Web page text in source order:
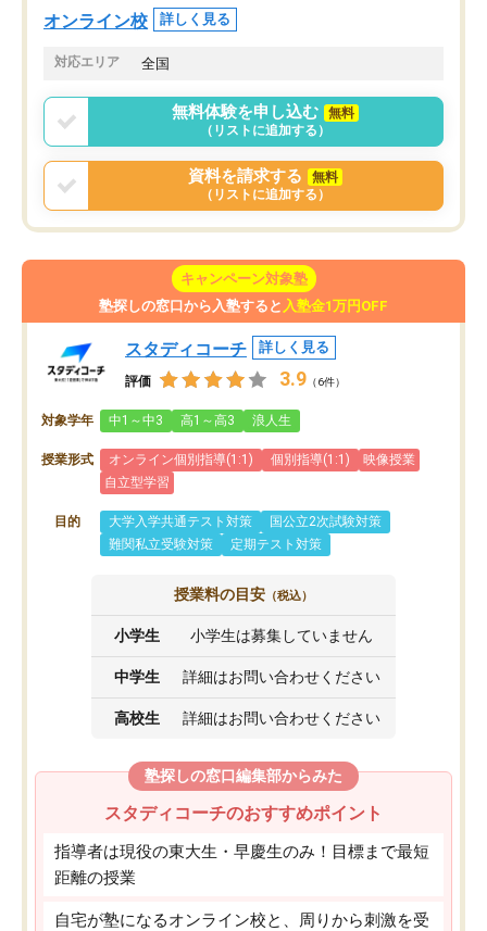
オンライン校 詳しく見る
対応エリア 全国
無料体験を申し込む
無料
（リストに追加する）
資料を請求する
無料
（リストに追加する）
キャンペーン対象塾
塾探しの窓口から入塾すると 入塾金1万円OFF
スタディコーチ 詳しく見る
評価 3.9 （6件）
対象学年 中1～中3 高1～高3 浪人生
授業形式 オンライン個別指導(1:1) 個別指導(1:1)
映像授業
自立型学習
目的 大学入学共通テスト対策
国公立2次試験対策
難関私立受験対策
定期テスト対策
授業料の目安 （税込）
小学生 小学生は募集していません
中学生 詳細はお問い合わせください
高校生 詳細はお問い合わせください
塾探しの窓口編集部からみた
スタディコーチのおすすめポイント
指導者は現役の東大生・早慶生のみ！目標まで最短
距離の授業
自宅が塾になるオンライン校と、周りから刺激を受